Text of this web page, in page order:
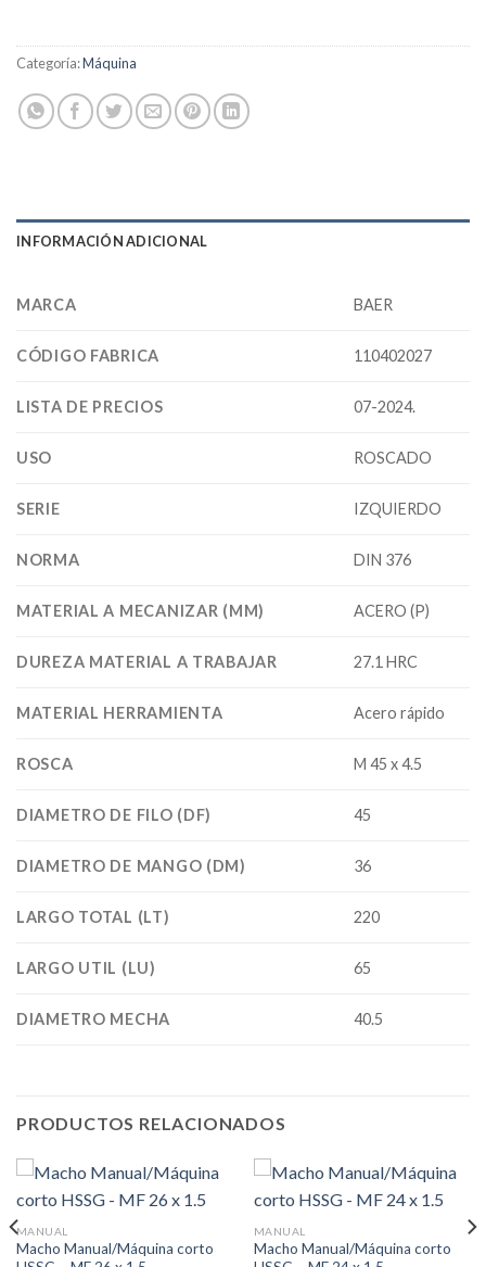
Categoría:Máquina
INFORMACIÓN ADICIONAL
MARCA BAER
CÓDIGO FABRICA 110402027
LISTA DE PRECIOS 07-2024.
USO ROSCADO
SERIE IZQUIERDO
NORMA DIN 376
MATERIAL A MECANIZAR (MM) ACERO (P)
DUREZA MATERIAL A TRABAJAR 27.1 HRC
MATERIAL HERRAMIENTA Acero rápido
ROSCA M 45 x 4.5
DIAMETRO DE FILO (DF) 45
DIAMETRO DE MANGO (DM) 36
LARGO TOTAL (LT) 220
LARGO UTIL (LU) 65
DIAMETRO MECHA 40.5
PRODUCTOS RELACIONADOS
MANUAL
Macho Manual/Máquina corto
MANUAL
Macho Manual/Máquina corto